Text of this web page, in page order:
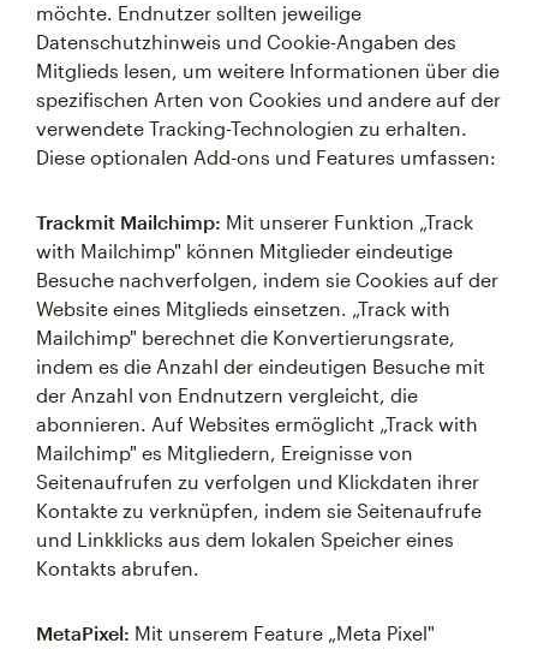
möchte. Endnutzer sollten jeweilige
Datenschutzhinweis und Cookie-Angaben des
Mitglieds lesen, um weitere Informationen über die
spezifischen Arten von Cookies und andere auf der
verwendete Tracking-Technologien zu erhalten.
Diese optionalen Add-ons und Features umfassen:
Trackmit Mailchimp: Mit unserer Funktion „Track
with Mailchimp" können Mitglieder eindeutige
Besuche nachverfolgen, indem sie Cookies auf der
Website eines Mitglieds einsetzen. „Track with
Mailchimp" berechnet die Konvertierungsrate,
indem es die Anzahl der eindeutigen Besuche mit
der Anzahl von Endnutzern vergleicht, die
abonnieren. Auf Websites ermöglicht „Track with
Mailchimp" es Mitgliedern, Ereignisse von
Seitenaufrufen zu verfolgen und Klickdaten ihrer
Kontakte zu verknüpfen, indem sie Seitenaufrufe
und Linkklicks aus dem lokalen Speicher eines
Kontakts abrufen.
MetaPixel: Mit unserem Feature „Meta Pixel"